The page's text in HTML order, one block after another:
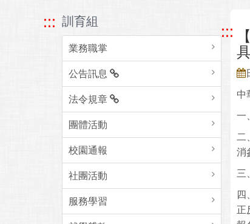
::: 訓育組
業務職掌
公告訊息
法令規章
團體活動
校園通報
社團活動
服務學習
:::
中
一
二
消
三
四
正